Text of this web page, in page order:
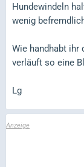
Hundewindeln
wenig
Wie handhabt ihr
verläuft so eine
Lg